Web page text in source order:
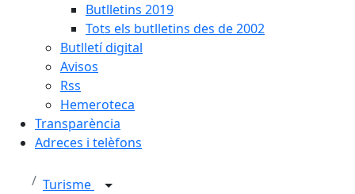
Butlletins 2019
Tots els butlletins des de 2002
Butlletí digital
Avisos
Rss
Hemeroteca
Transparència
Adreces i telèfons
Turisme